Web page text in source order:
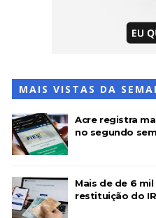
MAIS VISTAS DA
Acre registra
no segundo
Mais de de 6
restituição do